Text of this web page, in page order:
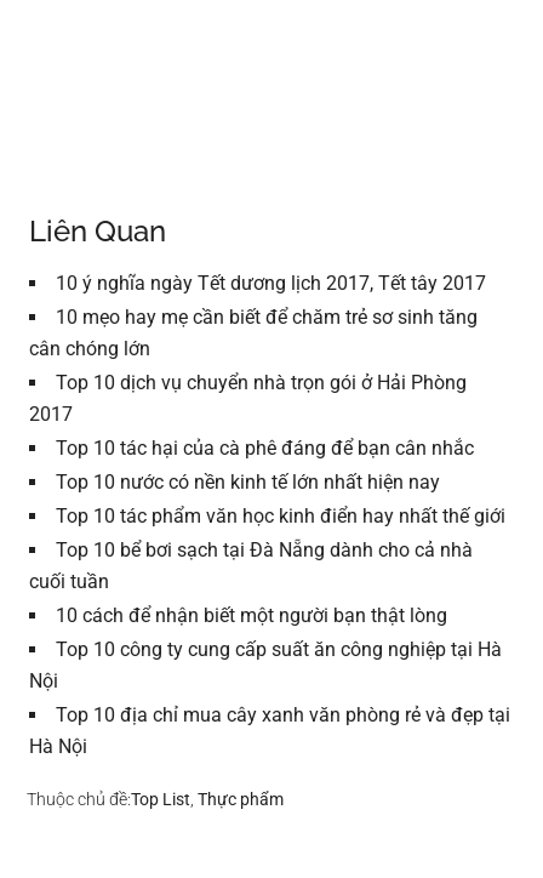
Liên Quan
10 ý nghĩa ngày Tết dương lịch 2017, Tết tây 2017
10 mẹo hay mẹ cần biết để chăm trẻ sơ sinh tăng
cân chóng lớn
Top 10 dịch vụ chuyển nhà trọn gói ở Hải Phòng
2017
Top 10 tác hại của cà phê đáng để bạn cân nhắc
Top 10 nước có nền kinh tế lớn nhất hiện nay
Top 10 tác phẩm văn học kinh điển hay nhất thế giới
Top 10 bể bơi sạch tại Đà Nẵng dành cho cả nhà
cuối tuần
10 cách để nhận biết một người bạn thật lòng
Top 10 công ty cung cấp suất ăn công nghiệp tại Hà
Nội
Top 10 địa chỉ mua cây xanh văn phòng rẻ và đẹp tại
Hà Nội
Thuộc chủ đề:Top List ,Thực phẩm